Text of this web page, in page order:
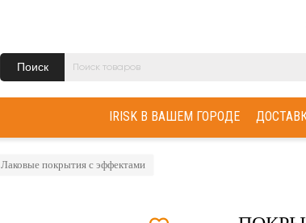
Поиск
IRISK В ВАШЕМ ГОРОДЕ
Лаковые покрытия с эффектами